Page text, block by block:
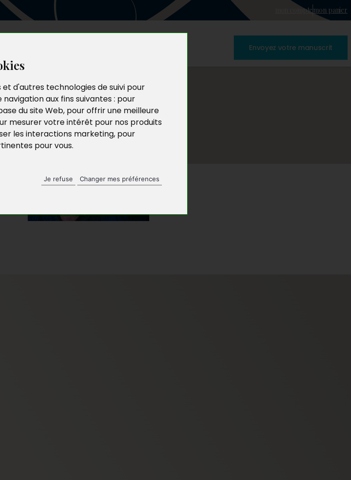
et d'autres technologies de suivi pour
aux fins suivantes : pour
du site Web, pour offrir une meilleure
mesurer votre intérêt pour nos produits
les interactions marketing, pour
pour vous.
Je refuse Changer mes préférences
mon comptemon panier
Envoyez votre manuscrit